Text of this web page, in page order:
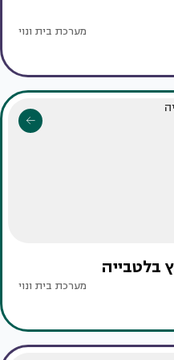
מערכת בית ונוי
בלטבייה
מערכת בית ונוי